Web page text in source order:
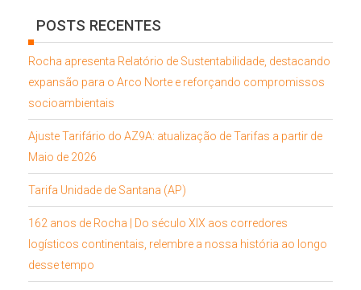
POSTS RECENTES
Rocha apresenta Relatório de Sustentabilidade, destacando
expansão para o Arco Norte e reforçando compromissos
socioambientais
Ajuste Tarifário do AZ9A: atualização de Tarifas a partir de
Maio de 2026
Tarifa Unidade de Santana (AP)
162 anos de Rocha | Do século XIX aos corredores
logísticos continentais, relembre a nossa história ao longo
desse tempo